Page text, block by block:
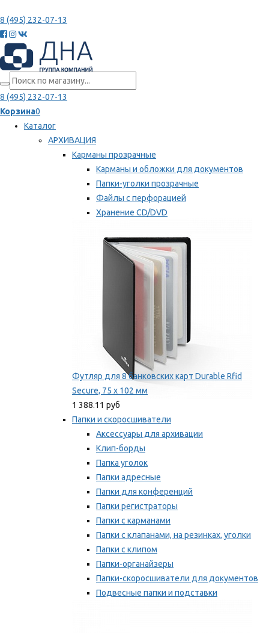
8 (495) 232-07-13
8 (495) 232-07-13
Корзина0
Каталог
АРХИВАЦИЯ
Карманы прозрачные
Карманы и обложки для документов
Папки-уголки прозрачные
Файлы с перфорацией
Хранение CD/DVD
Мы рекомендуем
Футляр для 8 банковских карт Durable Rfid
Secure, 75 х 102 мм
1 388.11 руб
Папки и скоросшиватели
Аксессуары для архивации
Клип-борды
Папка уголок
Папки адресные
Папки для конференций
Папки регистраторы
Папки с карманами
Папки с клапанами, на резинках, уголки
Папки с клипом
Папки-органайзеры
Папки-скоросшиватели для документов
Подвесные папки и подставки